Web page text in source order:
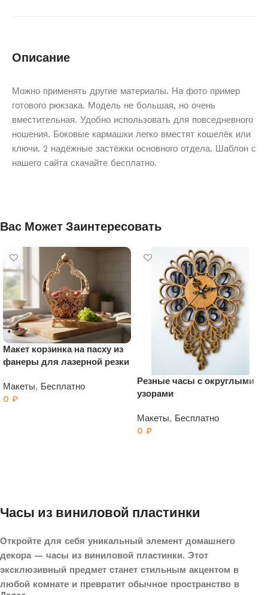
Описание
Можно применять другие материалы. На фото пример
готового рюкзака. Модель не большая, но очень
вместительная. Удобно использовать для повседневного
ношения. Боковые кармашки легко вместят кошелёк или
ключи. 2 надёжные застёжки основного отдела. Шаблон с
нашего сайта скачайте бесплатно.
Вас Может Заинтересовать
Макет корзинка на пасху из
фанеры для лазерной резки
Макеты, Бесплатно
0 ₽
Резные часы с округлыми
узорами
Макеты, Бесплатно
0 ₽
Часы из виниловой пластинки
Откройте для себя уникальный элемент домашнего
декора — часы из виниловой пластинки. Этот
эксклюзивный предмет станет стильным акцентом в
любой комнате и превратит обычное пространство в